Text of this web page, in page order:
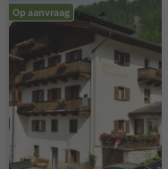
Op aanvraag